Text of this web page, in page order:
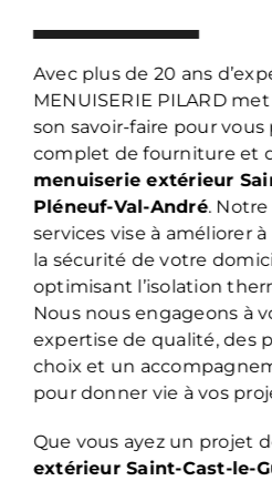
Avec plus de 20 ans
MENUISERIE PILARD
son savoir-faire pour
complet de fourniture et
menuiserie extérieur
Pléneuf-Val-André.
services vise à améliorer
la sécurité de votre
optimisant l’isolation
Nous nous engageons à
expertise de qualité, des
choix et un
pour donner vie à vos
Que vous ayez un projet
extérieurSaint-Cast-le-